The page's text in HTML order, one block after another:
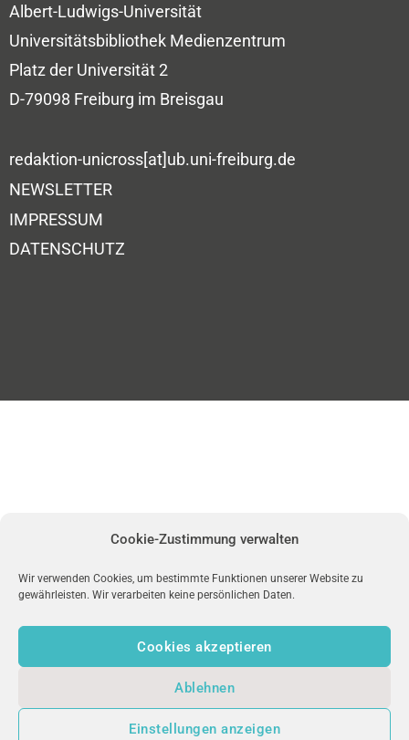
Cookie-Zustimmung verwalten
Wir verwenden Cookies, um bestimmte Funktionen unserer Website zu
gewährleisten. Wir verarbeiten keine persönlichen Daten.
Cookies akzeptieren
Ablehnen
Einstellungen anzeigen
Albert-Ludwigs-Universität
Universitätsbibliothek Medienzentrum
Platz der Universität 2
D-79098 Freiburg im Breisgau
redaktion-unicross[at]ub.uni-freiburg.de
NEWSLETTER
IMPRESSUM
DATENSCHUTZ